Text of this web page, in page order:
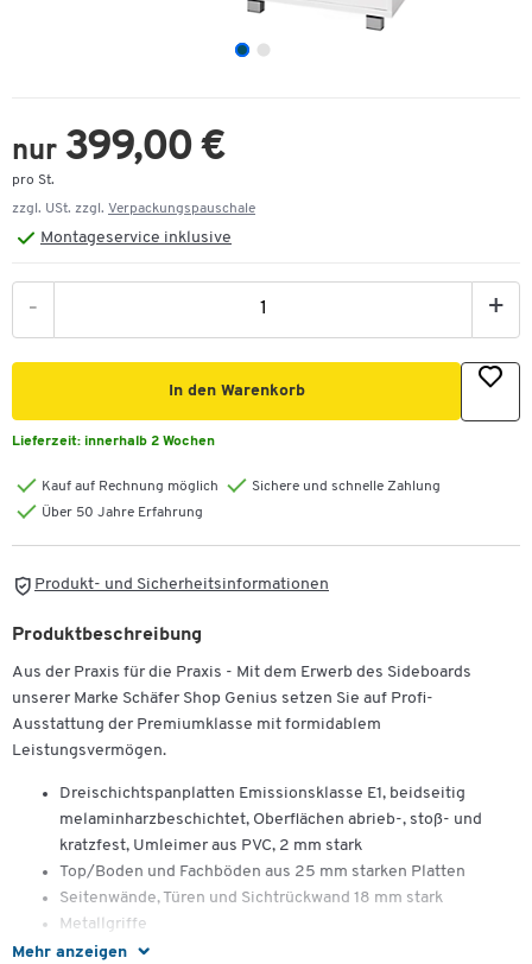
nur 399,00 €
pro St.
zzgl. USt. zzgl. Verpackungspauschale
Montageservice inklusive
- +
In den Warenkorb
Lieferzeit: innerhalb 2 Wochen
Kauf auf Rechnung möglich
Sichere und schnelle Zahlung
Über 50 Jahre Erfahrung
Produkt- und Sicherheitsinformationen
Mehr anzeigen
Produktbeschreibung
Aus der Praxis für die Praxis - Mit dem Erwerb des Sideboards
unserer Marke Schäfer Shop Genius setzen Sie auf Profi-
Ausstattung der Premiumklasse mit formidablem
Leistungsvermögen.
Dreischichtspanplatten Emissionsklasse E1, beidseitig
melaminharzbeschichtet, Oberflächen abrieb-, stoß- und
kratzfest, Umleimer aus PVC, 2 mm stark
Top/Boden und Fachböden aus 25 mm starken Platten
Seitenwände, Türen und Sichtrückwand 18 mm stark
Metallgriffe